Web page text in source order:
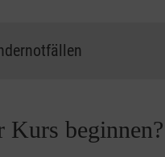
Kurs beginnen?